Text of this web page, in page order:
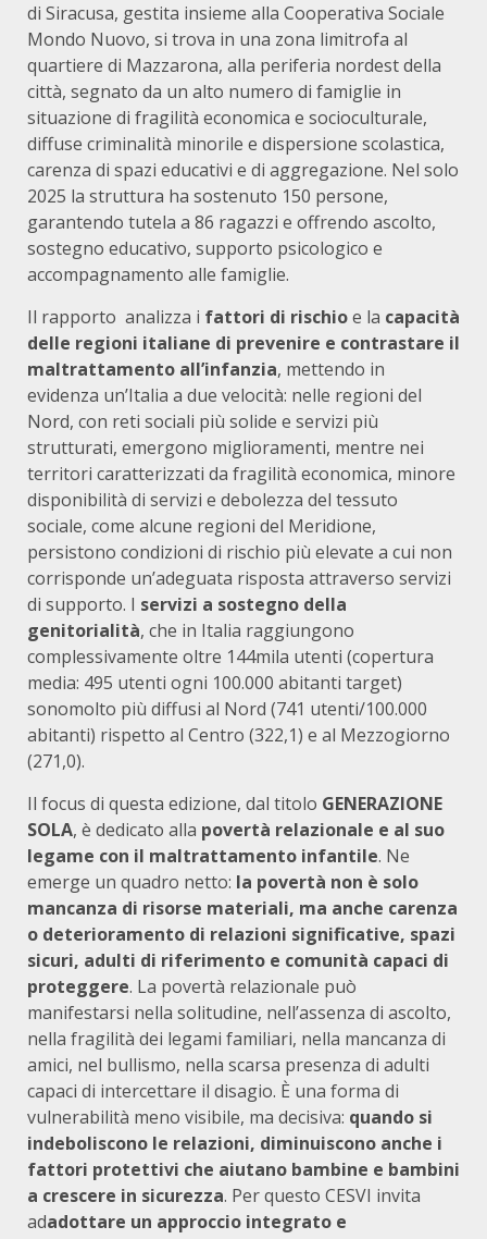
di Siracusa, gestita insieme alla Cooperativa Sociale
Mondo Nuovo, si trova in una zona limitrofa al
quartiere di Mazzarona, alla periferia nordest della
città, segnato da un alto numero di famiglie in
situazione di fragilità economica e socioculturale,
diffuse criminalità minorile e dispersione scolastica,
carenza di spazi educativi e di aggregazione. Nel solo
2025 la struttura ha sostenuto 150 persone,
garantendo tutela a 86 ragazzi e offrendo ascolto,
sostegno educativo, supporto psicologico e
accompagnamento alle famiglie.
Il rapporto analizza i fattori di rischioe la capacità
delle regioni italiane di prevenire e contrastare il
maltrattamento all’infanzia, mettendo in
evidenza un’Italia a due velocità: nelle regioni del
Nord, con reti sociali più solide e servizi più
strutturati, emergono miglioramenti, mentre nei
territori caratterizzati da fragilità economica, minore
disponibilità di servizi e debolezza del tessuto
sociale, come alcune regioni del Meridione,
persistono condizioni di rischio più elevate a cui non
corrisponde un’adeguata risposta attraverso servizi
di supporto. I servizi a sostegno della
genitorialità, che in Italia raggiungono
complessivamente oltre 144mila utenti (copertura
media: 495 utenti ogni 100.000 abitanti target)
sonomolto più diffusi al Nord (741 utenti/100.000
abitanti) rispetto al Centro (322,1) e al Mezzogiorno
(271,0).
Il focus di questa edizione, dal titolo GENERAZIONE
SOLA, è dedicato alla povertà relazionale e al suo
legame con il maltrattamento infantile. Ne
emerge un quadro netto: la povertà non è solo
mancanza di risorse materiali, ma anche carenza
o deterioramento di relazioni significative, spazi
sicuri, adulti di riferimento e comunità capaci di
proteggere. La povertà relazionale può
manifestarsi nella solitudine, nell’assenza di ascolto,
nella fragilità dei legami familiari, nella mancanza di
amici, nel bullismo, nella scarsa presenza di adulti
capaci di intercettare il disagio. È una forma di
vulnerabilità meno visibile, ma decisiva: quando si
indeboliscono le relazioni, diminuiscono anche i
fattori protettivi che aiutano bambine e bambini
a crescere in sicurezza. Per questo CESVI invita
adadottare un approccio integrato e